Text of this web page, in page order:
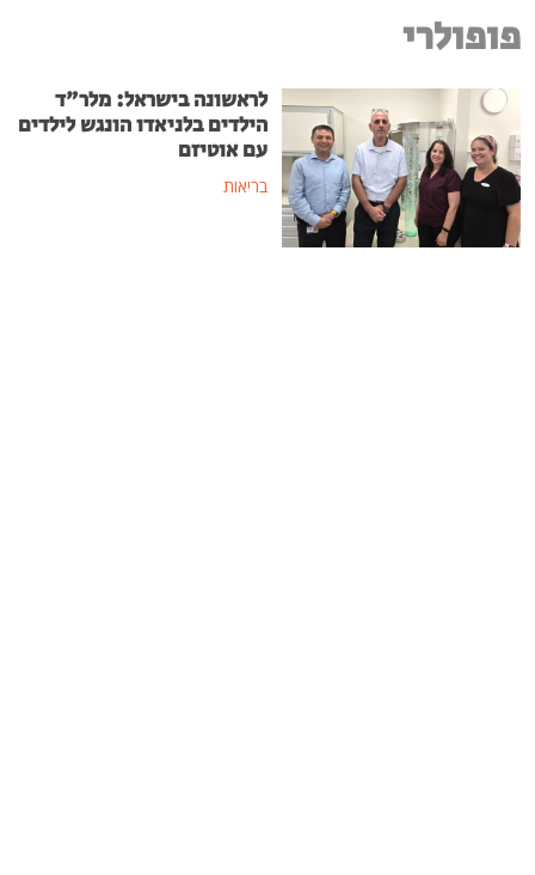
פופולרי
לראשונה בישראל: מלר"ד
הילדים בלניאדו הונגש לילדים
עם אוטיזם
בריאות